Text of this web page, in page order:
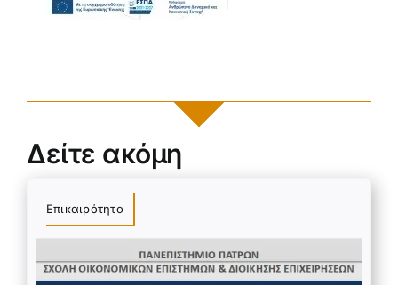
Δείτε ακόμη
Επικαιρότητα